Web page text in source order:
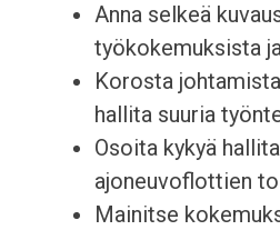
Anna selkeä
työkokemuksista
Korosta
hallita suuria
Osoita kykyä
ajoneuvoflottien
Mainitse